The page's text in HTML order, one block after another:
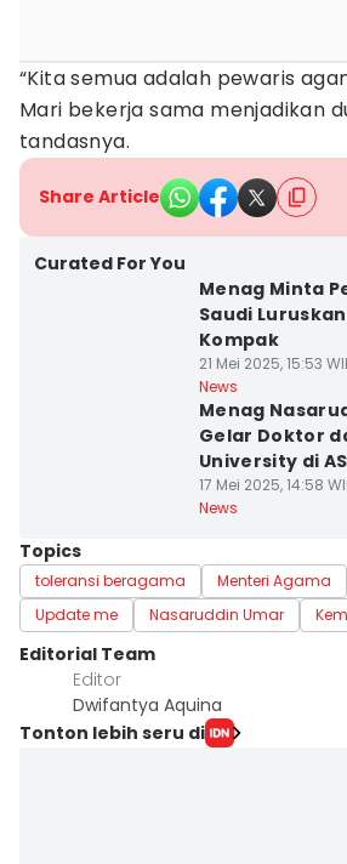
“Kita semua adalah pewaris
Mari bekerja sama menjadikan
tandasnya.
Share Article
Curated For You
Menag Minta
Saudi
Kompak
21 Mei 2025, 15:53
News
Menag
Gelar Doktor
University di AS
17 Mei 2025, 14:58
News
Topics
toleransi beragama Menteri Agama
Update me
Nasaruddin Umar
Editorial Team
Editor
Dwifantya Aquina
Tonton lebih seru di